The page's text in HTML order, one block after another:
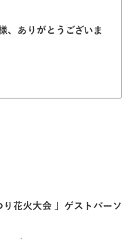
、ありがとうございま
花火大会 」ゲストパーソ